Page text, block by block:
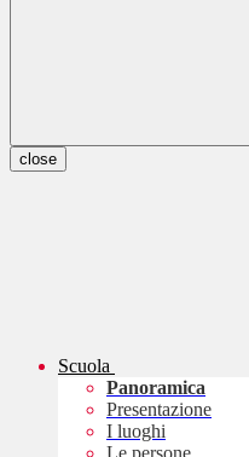
close
Scuola
Panoramica
Presentazione
I luoghi